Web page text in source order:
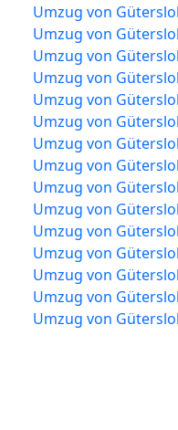
Umzug von
Umzug von
Umzug von
Umzug von
Umzug von
Umzug von
Umzug von
Umzug von
Umzug von
Umzug von
Umzug von
Umzug von
Umzug von
Umzug von
Umzug von